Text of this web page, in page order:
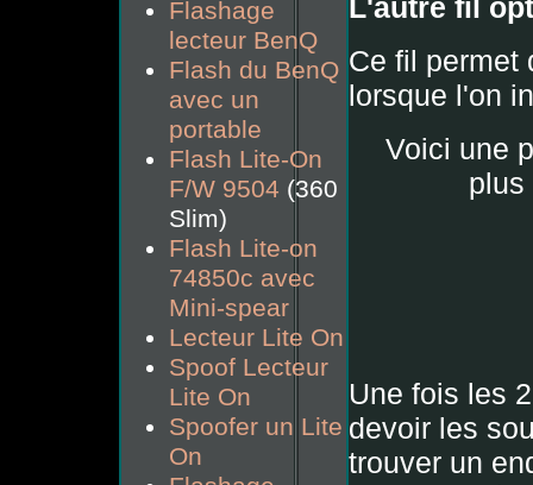
Flashage
lecteur BenQ
Flash du BenQ
avec un
portable
Flash Lite-On
F/W 9504 (360
Slim)
Flash Lite-on
74850c avec
Mini-spear
Lecteur Lite On
Spoof Lecteur
Lite On
Spoofer un Lite
On
L'autre fil
Ce fil permet
lorsque l'on
Voici une
plus
Une fois les
devoir les
trouver un